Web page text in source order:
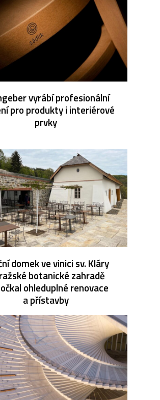
vyrábí profesionální
pro produkty i interiérové
prvky
domek ve vinici sv. Kláry
botanické zahradě
ohleduplné renovace
a přístavby